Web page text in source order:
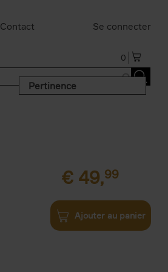
Contact Se connecter
0
Pertinence
€ 49,99
Ajouter au panier